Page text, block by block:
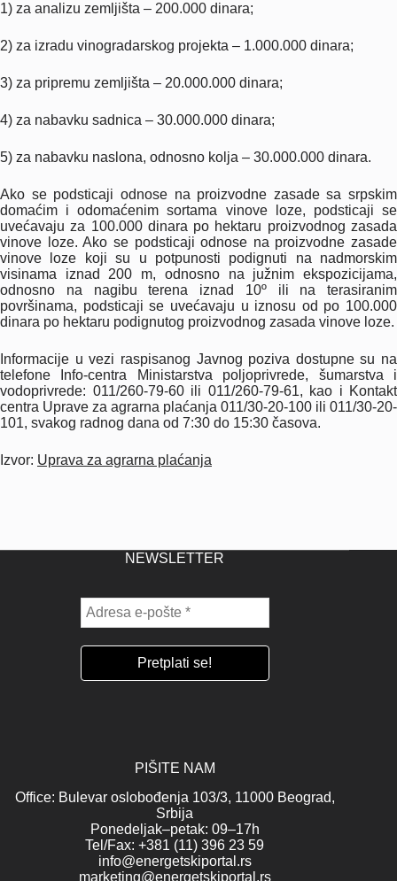
1) za analizu zemljišta – 200.000 dinara;
2) za izradu vinogradarskog projekta – 1.000.000 dinara;
3) za pripremu zemljišta – 20.000.000 dinara;
4) za nabavku sadnica – 30.000.000 dinara;
5) za nabavku naslona, odnosno kolja – 30.000.000 dinara.
Ako se podsticaji odnose na proizvodne zasade sa srpskim
domaćim i odomaćenim sortama vinove loze, podsticaji se
uvećavaju za 100.000 dinara po hektaru proizvodnog zasada
vinove loze. Ako se podsticaji odnose na proizvodne zasade
vinove loze koji su u potpunosti podignuti na nadmorskim
visinama iznad 200 m, odnosno na južnim ekspozicijama,
odnosno na nagibu terena iznad 10º ili na terasiranim
površinama, podsticaji se uvećavaju u iznosu od po 100.000
dinara po hektaru podignutog proizvodnog zasada vinove loze.
Informacije u vezi raspisanog Javnog poziva dostupne su na
telefone Info-centra Ministarstva poljoprivrede, šumarstva i
vodoprivrede: 011/260-79-60 ili 011/260-79-61, kao i Kontakt
centra Uprave za agrarna plaćanja 011/30-20-100 ili 011/30-20-
101, svakog radnog dana od 7:30 do 15:30 časova.
Izvor: Uprava za agrarna plaćanja
NEWSLETTER
PIŠITE NAM
Office: Bulevar oslobođenja 103/3, 11000 Beograd,
Srbija
Ponedeljak–petak: 09–17h
Tel/Fax: +381 (11) 396 23 59
info@energetskiportal.rs
marketing@energetskiportal.rs